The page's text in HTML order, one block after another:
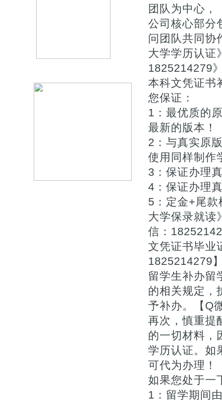
团队为中心，
公司核心部分
问团队共同协
大学学历认证
1825214279
本科文凭证书
您保证：
1：最优质的
最新的版本！
2：与真实原
使用同样制作
3：保证办理
4：保证办理
5：定金+尾
大学保录就读
信：
文凭证书毕业
1825214279
留学生补办留
的相关规定，
予补办。【Q
再次，慎重提
的一切材料，
学历认证。如
可代为办理！
如果您处于一
1：留学期间